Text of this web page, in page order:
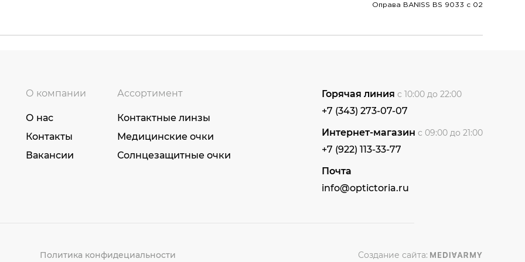
Оправа BANISS BS 9033 c 02
О компании
О нас
Контакты
Вакансии
Ассортимент
Контактные линзы
Медицинские очки
Солнцезащитные очки
Горячая линия с 10:00 до 22:00
+7 (343) 273-07-07
Интернет-магазин с 09:00 до 21:00
+7 (922) 113-33-77
Почта
info@optictoria.ru
Политика конфидециальности Создание сайта: